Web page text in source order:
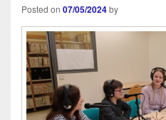
Posted on 07/05/2024by